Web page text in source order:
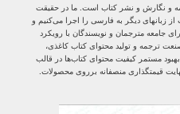
و نگارش و نشر کتاب است. ما در حقیقت
زبانهای دیگر به فارسی را اجرا می‌کنیم و
جامعه مترجمان و نویسندگان با رویکرد
ترجمه و تولید محتوای کتاب کاغذی،
مستمر کیفیت محتوای کتاب‌ها در قالب
قیمتگذاری منصفانه برروی محصولات.